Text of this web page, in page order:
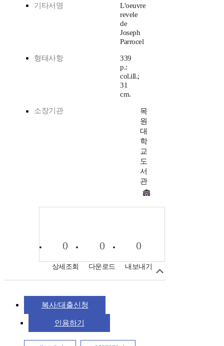
기타서명
L'oeuvre
revele
de
Joseph
Parrocel
형태사항
339
p.:
col.ill.;
31
cm.
소장기관
목
원
대
학
교
도
서
관
0
상세조회
0
다운로드
0
내보내기
복사/대출신청
인용하기